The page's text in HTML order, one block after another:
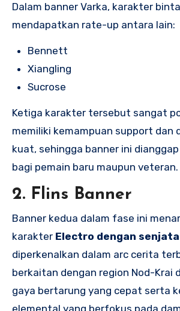
Dalam banner Varka, karakter
mendapatkan rate-up antara lain:
Bennett
Xiangling
Sucrose
Ketiga karakter tersebut sangat
memiliki kemampuan support dan
kuat, sehingga banner ini
bagi pemain baru maupun veteran.
2. Flins Banner
Banner kedua dalam fase ini
karakter Electro dengan
diperkenalkan dalam arc cerita
berkaitan dengan region Nod-Krai
gaya bertarung yang cepat serta